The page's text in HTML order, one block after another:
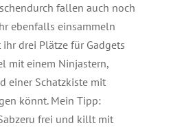
fallen auch noch
ebenfalls einsammeln
drei Plätze für Gadgets
mit einem Ninjastern,
einer Schatzkiste mit
könnt. Mein Tipp:
frei und killt mit